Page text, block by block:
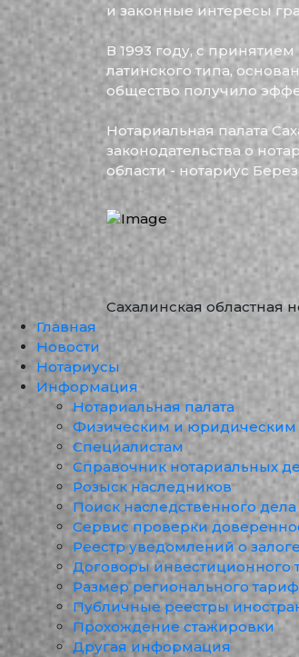
и законные интересы
В 1993 году, с
латинского типа,
общество получило
Нотариальная палата
законодательства о
области - нотариус
Сахалинская областная
Главная
Новости
Нотариусы
Информация
Нотариальная палата
Физическим и юридическим
Специалистам
Справочник нотариальных
Розыск наследников
Поиск наследственного дела
Сервис проверки
Реестр уведомлений о
Договоры инвестиционного
Размер регионального
Публичные реестры
Прохождение стажировки
Другая информация